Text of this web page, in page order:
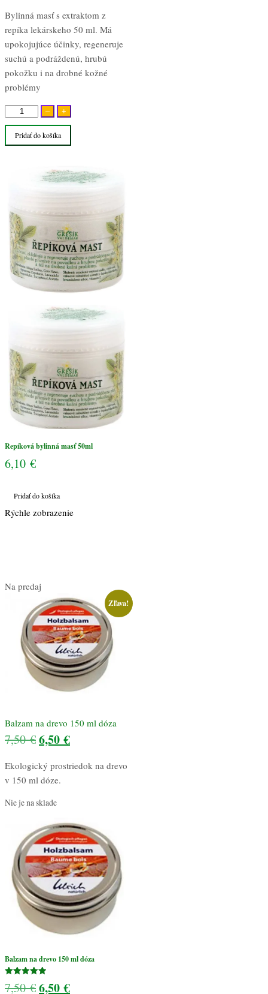
Bylinná masť s extraktom z
repíka lekárskeho 50 ml. Má
upokojujúce účinky, regeneruje
suchú a podráždenú, hrubú
pokožku i na drobné kožné
problémy
–
množstvo
Repíková
bylinná
+
Pridať do košíka
Repíková bylinná masť 50ml
6,10 €
Pridať do košíka
Rýchle zobrazenie
Na predaj
Balzam na drevo 150 ml dóza
7,50€Pôvodná
bola:
7,50 €.
6,50€Aktuálna
Ekologický prostriedok na drevo
v 150 ml dóze.
Nie je na sklade
Zľava!
Balzam na drevo 150 ml dóza
Hodnotenie
5.00
7,50€Pôvodná
6,50€Aktuálna